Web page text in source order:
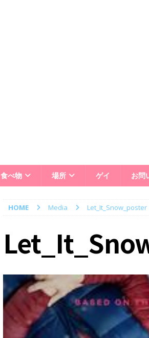
食べ物 場所 ゲイ お問
HOME Media Let_It_Snow_poster